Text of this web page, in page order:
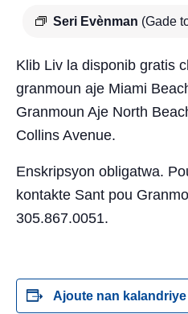
Seri Evènman (Gade
Klib Liv la disponib gratis
granmoun aje Miami
Granmoun Aje North
Collins Avenue.
Enskripsyon obligatwa.
kontakte Sant pou
305.867.0051.
Ajoute nan kalandriye